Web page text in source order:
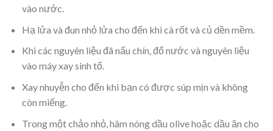
vào nước.
Hạ lửa và đun nhỏ lửa cho đến khi cà rốt và củ dền mềm.
Khi các nguyên liệu đã nấu chín, đổ nước và nguyên liệu
vào máy xay sinh tố.
Xay nhuyễn cho đến khi bạn có được súp mịn và không
còn miếng.
Trong một chảo nhỏ, hâm nóng dầu olive hoặc dầu ăn cho